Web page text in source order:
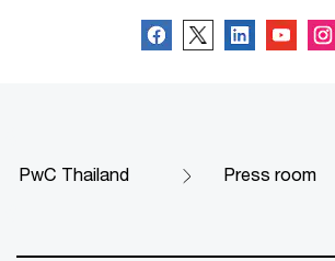
PwC Thailand Press room